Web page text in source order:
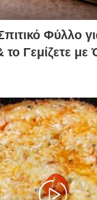
Φύλλο
Γεμίζετε με